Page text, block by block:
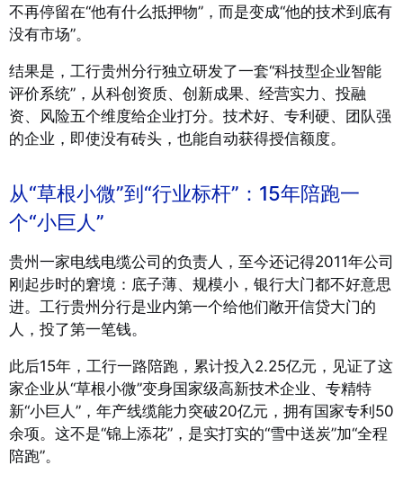
不再停留在“他有什么抵押物”，而是变成“他的技术到底有
没有市场”。
结果是，工行贵州分行独立研发了一套“科技型企业智能
评价系统”，从科创资质、创新成果、经营实力、投融
资、风险五个维度给企业打分。技术好、专利硬、团队强
的企业，即使没有砖头，也能自动获得授信额度。
从“草根小微”到“行业标杆”：15年陪跑一
个“小巨人”
贵州一家电线电缆公司的负责人，至今还记得2011年公司
刚起步时的窘境：底子薄、规模小，银行大门都不好意思
进。工行贵州分行是业内第一个给他们敞开信贷大门的
人，投了第一笔钱。
此后15年，工行一路陪跑，累计投入2.25亿元，见证了这
家企业从“草根小微”变身国家级高新技术企业、专精特
新“小巨人”，年产线缆能力突破20亿元，拥有国家专利50
余项。这不是“锦上添花”，是实打实的“雪中送炭”加“全程
陪跑”。